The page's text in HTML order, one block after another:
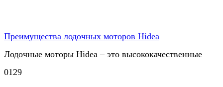
Преимущества лодочных моторов Hidea
Лодочные моторы Hidea – это высококачественные
0129